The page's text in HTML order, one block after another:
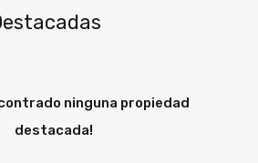
ninguna propiedad
destacada!